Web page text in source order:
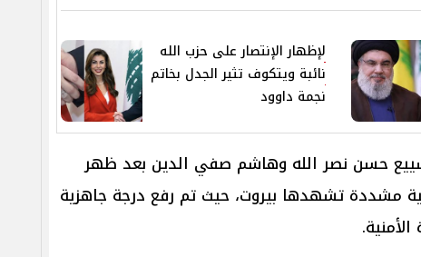
لإظهار الإنتصار على حزب الله
نائبة ويتكوف تثير الجدل بخاتم
نجمة داوود
حسن نصر الله وهاشم صفي الدين بعد ظهر
مشددة تشهدها بيروت، حيث تم رفع درجة جاهزية